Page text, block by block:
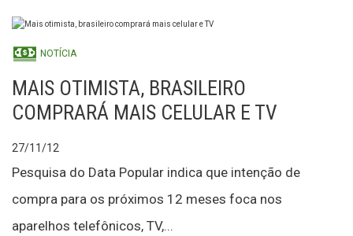
NOTÍCIA
MAIS OTIMISTA, BRASILEIRO
COMPRARÁ MAIS CELULAR E TV
27/11/12
Pesquisa do Data Popular indica que intenção de
compra para os próximos 12 meses foca nos
aparelhos telefônicos, TV,...